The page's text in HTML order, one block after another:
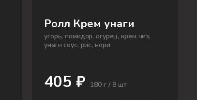
Ролл Крем унаги
угорь, помидор, огурец, крем чиз,
унаги соус, рис, нори
405 ₽ 180 г / 8 шт